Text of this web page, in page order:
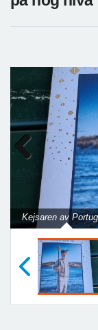
Kejsaren av
Previous